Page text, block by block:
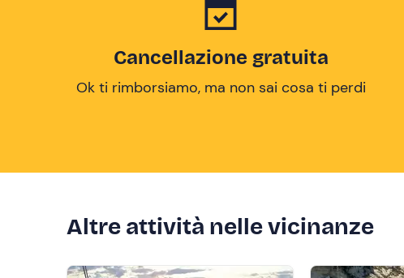
Cancellazione gratuita
Ok ti rimborsiamo, ma non sai cosa ti perdi
Altre attività nelle vicinanze